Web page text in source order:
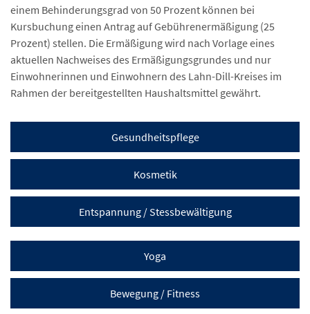
einem Behinderungsgrad von 50 Prozent können bei
Kursbuchung einen Antrag auf Gebührenermäßigung (25
Prozent) stellen. Die Ermäßigung wird nach Vorlage eines
aktuellen Nachweises des Ermäßigungsgrundes und nur
Einwohnerinnen und Einwohnern des Lahn-Dill-Kreises im
Rahmen der bereitgestellten Haushaltsmittel gewährt.
Gesundheitspflege
Kosmetik
Entspannung / Stessbewältigung
Yoga
Bewegung / Fitness